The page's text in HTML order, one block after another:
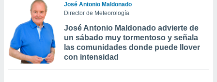
José Antonio Maldonado
Director de Meteorología
José Antonio Maldonado advierte de
un sábado muy tormentoso y señala
las comunidades donde puede llover
con intensidad